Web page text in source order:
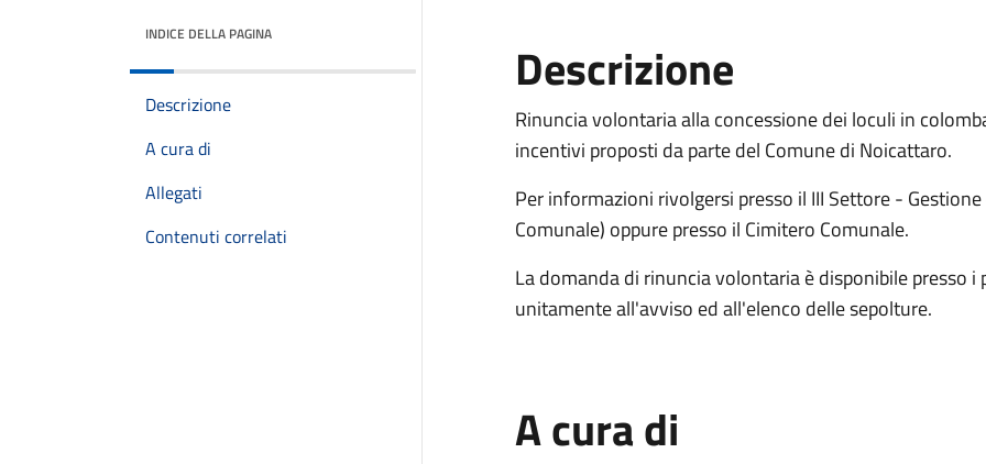
INDICE DELLA PAGINA
Descrizione
A cura di
Allegati
Contenuti correlati
Descrizione
Rinuncia volontaria alla concessione dei loculi in
incentivi proposti da parte del Comune di Noicattaro.
Per informazioni rivolgersi presso il III Settore -
Comunale) oppure presso il Cimitero Comunale.
La domanda di rinuncia volontaria è disponibile presso
unitamente all'avviso ed all'elenco delle sepolture.
A cura di